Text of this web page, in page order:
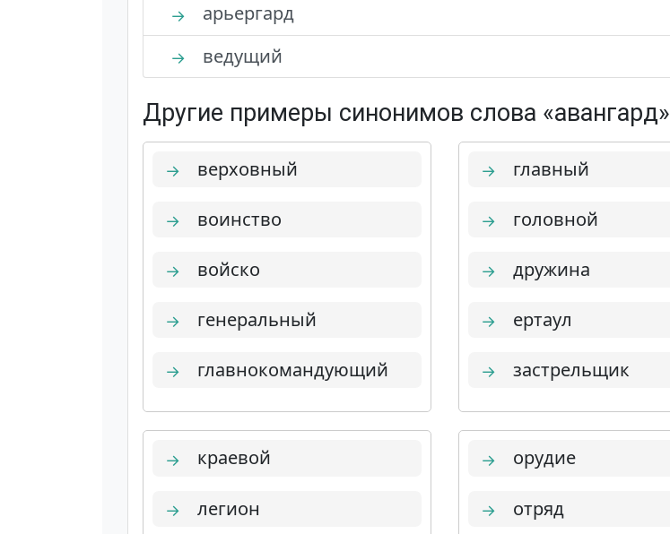
→ арьергард
→ ведущий
Другие примеры синонимов слова «авангард»
→ верховный
→ воинство
→ войско
→ генеральный
→ главнокомандующий
→ главный
→ головной
→ дружина
→ ертаул
→ застрельщик
→ краевой
→ легион
→ орудие
→ отряд